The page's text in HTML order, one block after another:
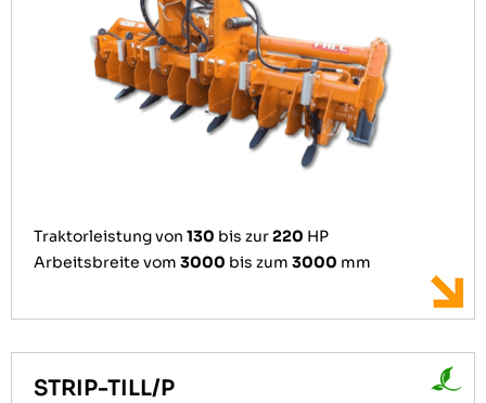
Traktorleistung von 130 bis zur220 HP
Arbeitsbreite vom 3000 bis zum 3000 mm
STRIP-TILL/P